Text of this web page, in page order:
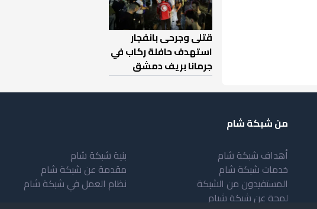
قتلى وجرحى بانفجار
استهدف حافلة ركاب في
جرمانا بريف دمشق
من شبكة شام
أهداف شبكة شام
خدمات شبكة شام
المستفيدون من الشبكة
لمحة عن شبكة شبام
بنية شبكة شام
مقدمة عن شبكة شام
نظام العمل في شبكة شام